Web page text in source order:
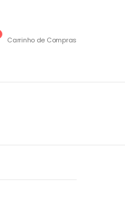
Carrinho de Compras